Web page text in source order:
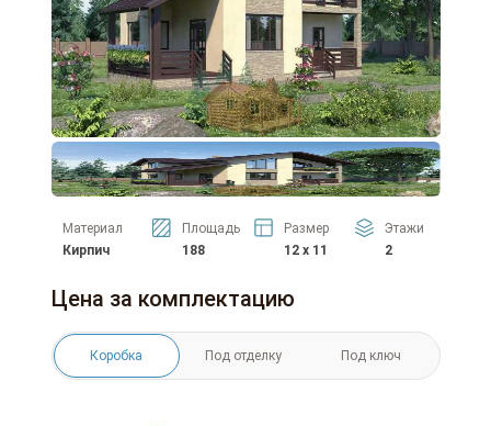
Материал
Кирпич
Площадь
188
Размер
12 x 11
Этажи
2
Цена за комплектацию
Коробка Под отделку Под ключ